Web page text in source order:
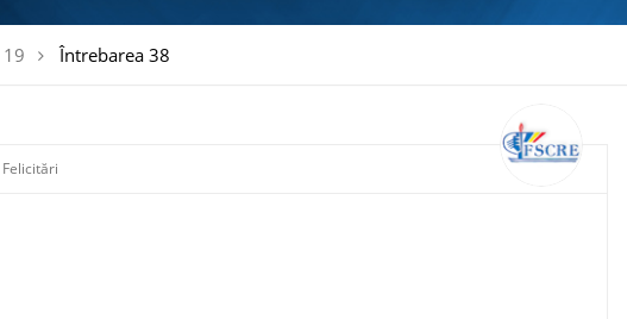
19 Întrebarea 38
Felicitări